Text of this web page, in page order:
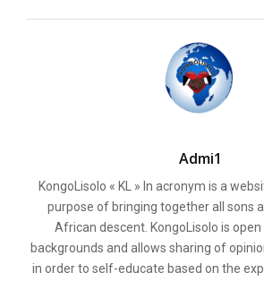
Admi1
KongoLisolo « KL » In acronym is a
purpose of bringing together all sons
African descent. KongoLisolo is open
backgrounds and allows sharing of
in order to self-educate based on the